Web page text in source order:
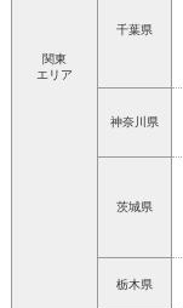
関東
エリア
千葉県
神奈川県
茨城県
栃木県